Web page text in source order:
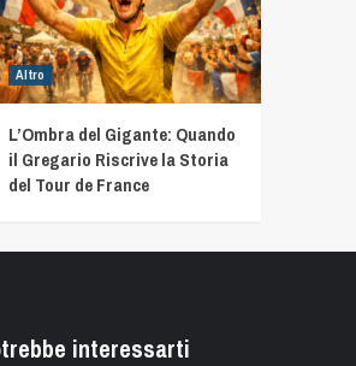
Altro
L’Ombra del Gigante: Quando
il Gregario Riscrive la Storia
del Tour de France
interessarti